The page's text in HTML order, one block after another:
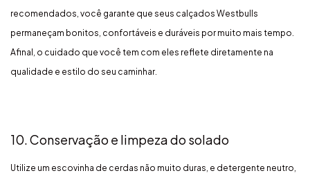
recomendados, você garante que seus calçados Westbulls
permaneçam bonitos, confortáveis e duráveis por muito mais tempo.
Afinal, o cuidado que você tem com eles reflete diretamente na
qualidade e estilo do seu caminhar.
10. Conservação e limpeza do solado
Utilize um escovinha de cerdas não muito duras, e detergente neutro,